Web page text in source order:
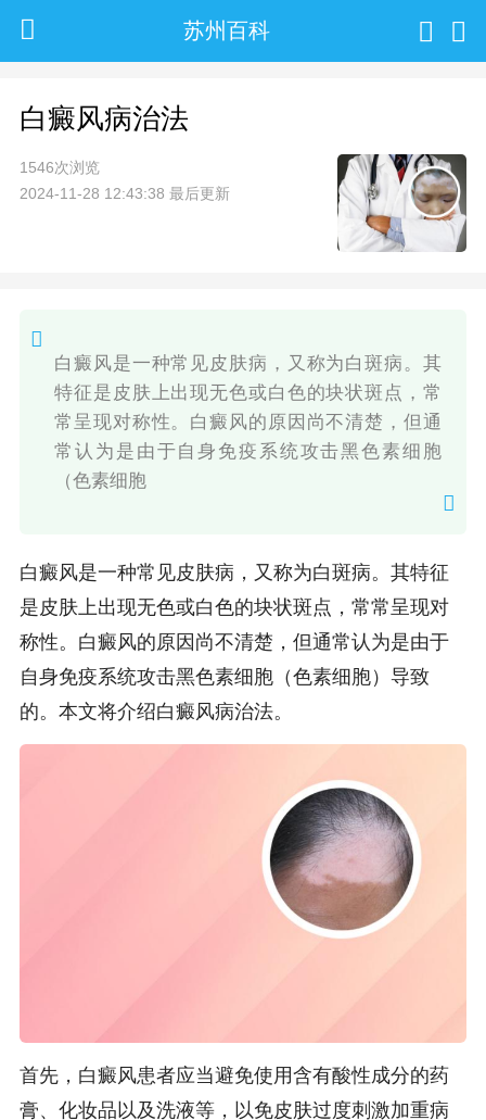
苏州百科
白癜风病治法
1546次浏览
2024-11-28 12:43:38 最后更新
白癜风是一种常见皮肤病，又称为白斑病。其
特征是皮肤上出现无色或白色的块状斑点，常
常呈现对称性。白癜风的原因尚不清楚，但通
常认为是由于自身免疫系统攻击黑色素细胞
（色素细胞
白癜风是一种常见皮肤病，又称为白斑病。其特征
是皮肤上出现无色或白色的块状斑点，常常呈现对
称性。白癜风的原因尚不清楚，但通常认为是由于
自身免疫系统攻击黑色素细胞（色素细胞）导致
的。本文将介绍白癜风病治法。
首先，白癜风患者应当避免使用含有酸性成分的药
膏、化妆品以及洗液等，以免皮肤过度刺激加重病